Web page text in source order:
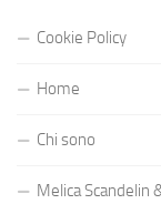
Cookie Policy
Home
Chi sono
Melica Scandelin